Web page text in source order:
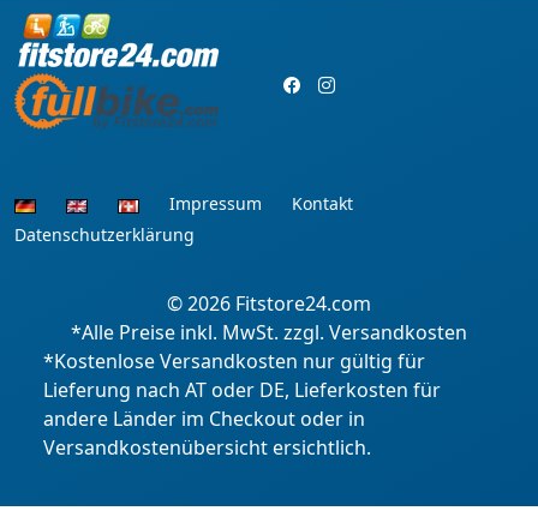
Impressum
Kontakt
Datenschutzerklärung
© 2026 Fitstore24.com
*Alle Preise inkl. MwSt. zzgl. Versandkosten
*Kostenlose Versandkosten nur gültig für
Lieferung nach AT oder DE, Lieferkosten für
andere Länder im Checkout oder in
Versandkostenübersicht ersichtlich.